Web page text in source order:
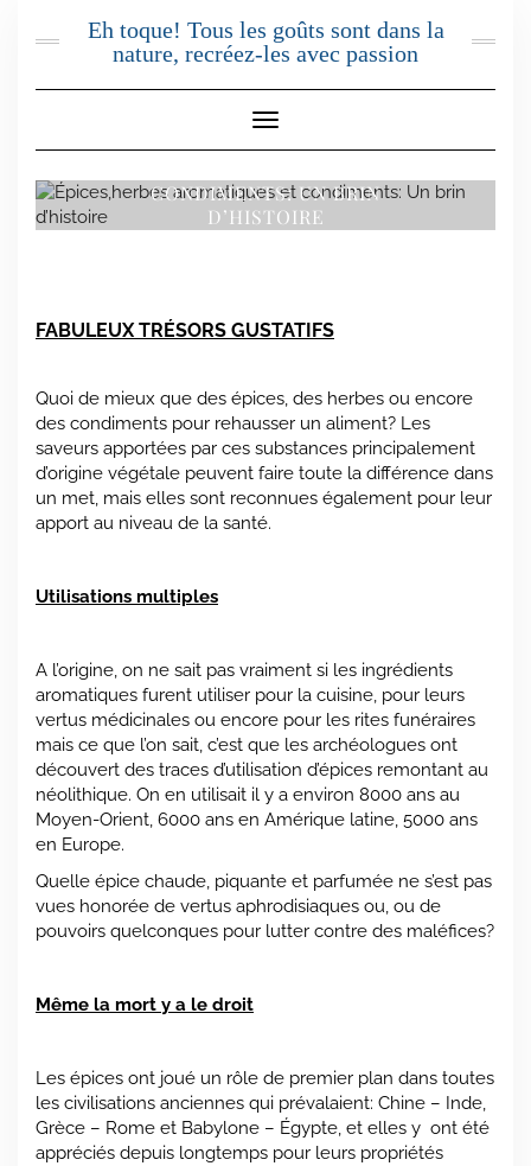
Eh toque! Tous les goûts sont dans la
nature, recréez-les avec passion
Toggle Navigation
CONDIMENTS: UN BRIN
D’HISTOIRE
FABULEUX TRÉSORS GUSTATIFS
Quoi de mieux que des épices, des herbes ou encore
des condiments pour rehausser un aliment? Les
saveurs apportées par ces substances principalement
d’origine végétale peuvent faire toute la différence dans
un met, mais elles sont reconnues également pour leur
apport au niveau de la santé.
Utilisations multiples
A l’origine, on ne sait pas vraiment si les ingrédients
aromatiques furent utiliser pour la cuisine, pour leurs
vertus médicinales ou encore pour les rites funéraires
mais ce que l’on sait, c’est que les archéologues ont
découvert des traces d’utilisation d’épices remontant au
néolithique. On en utilisait il y a environ 8000 ans au
Moyen-Orient, 6000 ans en Amérique latine, 5000 ans
en Europe.
Quelle épice chaude, piquante et parfumée ne s’est pas
vues honorée de vertus aphrodisiaques ou, ou de
pouvoirs quelconques pour lutter contre des maléfices?
Même la mort y a le droit
Les épices ont joué un rôle de premier plan dans toutes
les civilisations anciennes qui prévalaient: Chine – Inde,
Grèce – Rome et Babylone – Égypte, et elles y ont été
appréciés depuis longtemps pour leurs propriétés